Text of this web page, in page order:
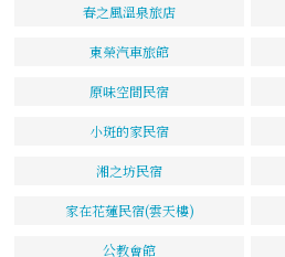
春之風溫泉旅店
東榮汽車旅館
原味空間民宿
小斑的家民宿
湘之坊民宿
家在花蓮民宿(雲天樓)
公教會館